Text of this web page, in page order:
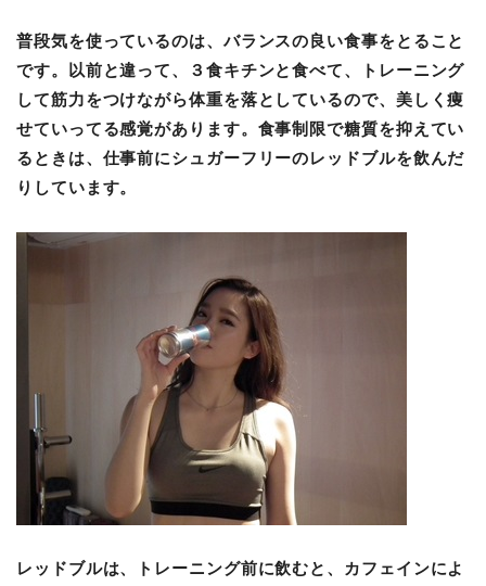
普段気を使っているのは、バランスの良い食事をとること
です。以前と違って、３食キチンと食べて、トレーニング
して筋力をつけながら体重を落としているので、美しく痩
せていってる感覚があります。食事制限で糖質を抑えてい
るときは、仕事前にシュガーフリーのレッドブルを飲んだ
りしています。
レッドブルは、トレーニング前に飲むと、カフェインによ